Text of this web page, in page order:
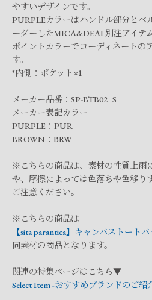
やすいデザインです。
PURPLEカラーはハンドル部分とベ
ーダーしたMICA&DEAL別注アイテ
ポイントカラーでコーディネートの
す。
*内側：ポケット×1
メーカー品番：SP-BTB02_S
メーカー表記カラー
PURPLE：PUR
BROWN：BRW
※こちらの商品は、素材の性質上雨
や、摩擦によっては色落ちや色移り
ご注意ください。
※こちらの商品は
【sita parantica】キャンバストート
同素材の商品となります。
関連の特集ページはこちら▼
Select Item -おすすめブランドのご紹